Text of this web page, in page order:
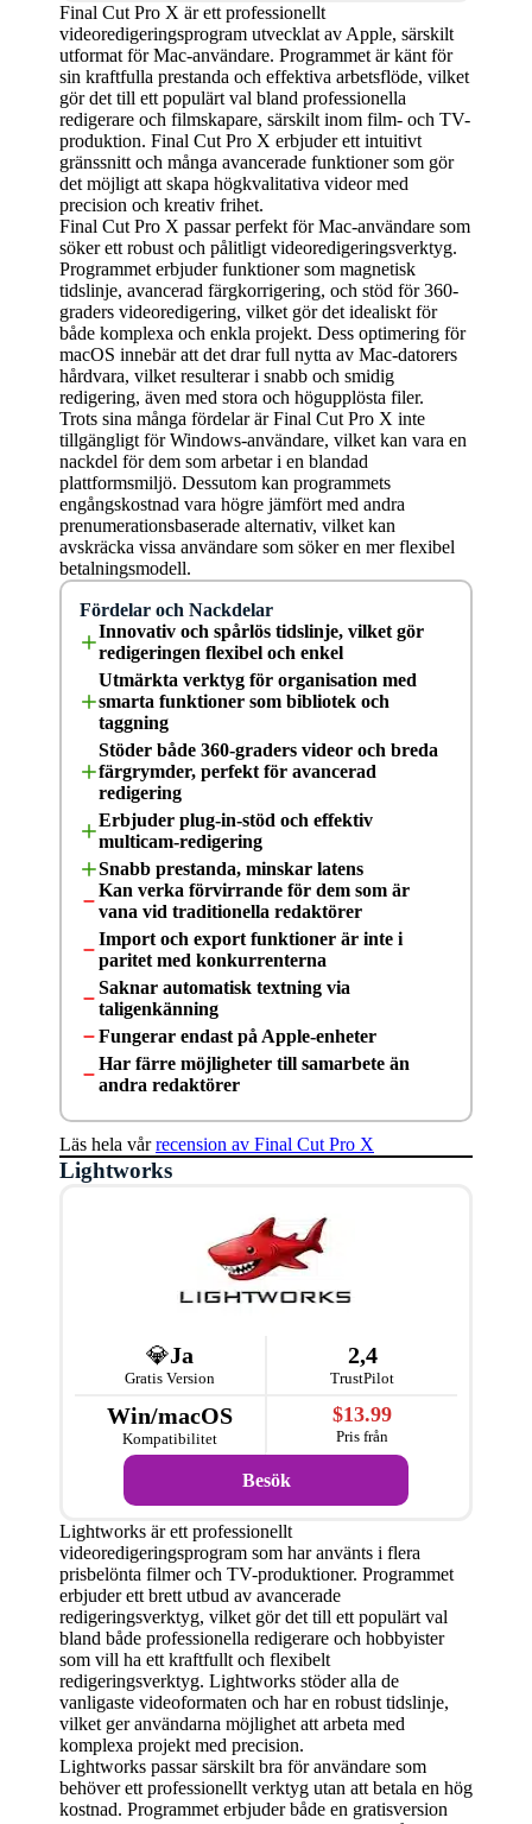
Final Cut Pro X är ett professionellt
videoredigeringsprogram utvecklat av Apple, särskilt
utformat för Mac-användare. Programmet är känt för
sin kraftfulla prestanda och effektiva arbetsflöde, vilket
gör det till ett populärt val bland professionella
redigerare och filmskapare, särskilt inom film- och TV-
produktion. Final Cut Pro X erbjuder ett intuitivt
gränssnitt och många avancerade funktioner som gör
det möjligt att skapa högkvalitativa videor med
precision och kreativ frihet.
Final Cut Pro X passar perfekt för Mac-användare som
söker ett robust och pålitligt videoredigeringsverktyg.
Programmet erbjuder funktioner som magnetisk
tidslinje, avancerad färgkorrigering, och stöd för 360-
graders videoredigering, vilket gör det idealiskt för
både komplexa och enkla projekt. Dess optimering för
macOS innebär att det drar full nytta av Mac-datorers
hårdvara, vilket resulterar i snabb och smidig
redigering, även med stora och högupplösta filer.
Trots sina många fördelar är Final Cut Pro X inte
tillgängligt för Windows-användare, vilket kan vara en
nackdel för dem som arbetar i en blandad
plattformsmiljö. Dessutom kan programmets
engångskostnad vara högre jämfört med andra
prenumerationsbaserade alternativ, vilket kan
avskräcka vissa användare som söker en mer flexibel
betalningsmodell.
Fördelar och Nackdelar
Innovativ och spårlös tidslinje, vilket gör
redigeringen flexibel och enkel
Utmärkta verktyg för organisation med
smarta funktioner som bibliotek och
taggning
Stöder både 360-graders videor och breda
färgrymder, perfekt för avancerad
redigering
Erbjuder plug-in-stöd och effektiv
multicam-redigering
Snabb prestanda, minskar latens
Kan verka förvirrande för dem som är
vana vid traditionella redaktörer
Import och export funktioner är inte i
paritet med konkurrenterna
Saknar automatisk textning via
taligenkänning
Fungerar endast på Apple-enheter
Har färre möjligheter till samarbete än
andra redaktörer
Läs hela vårrecension av Final Cut Pro X
Lightworks
💎Ja
Gratis Version
2,4
TrustPilot
Win/macOS
Kompatibilitet
$13.99
Pris från
Besök
Lightworks är ett professionellt
videoredigeringsprogram som har använts i flera
prisbelönta filmer och TV-produktioner. Programmet
erbjuder ett brett utbud av avancerade
redigeringsverktyg, vilket gör det till ett populärt val
bland både professionella redigerare och hobbyister
som vill ha ett kraftfullt och flexibelt
redigeringsverktyg. Lightworks stöder alla de
vanligaste videoformaten och har en robust tidslinje,
vilket ger användarna möjlighet att arbeta med
komplexa projekt med precision.
Lightworks passar särskilt bra för användare som
behöver ett professionellt verktyg utan att betala en hög
kostnad. Programmet erbjuder både en gratisversion